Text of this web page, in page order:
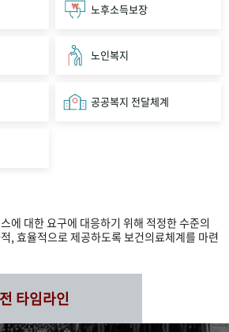
노후소득보장
노인복지
공공복지 전달체계
에 대한 요구에 대응하기 위해 적정한 수준의
, 효율적으로 제공하도록 보건의료체계를 마련
타임라인